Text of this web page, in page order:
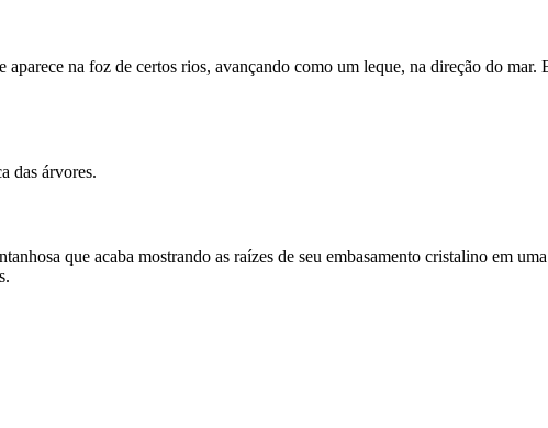
na foz de certos rios, avançando como um leque, na direção do
das árvores.
que acaba mostrando as raízes de seu embasamento cristalino em